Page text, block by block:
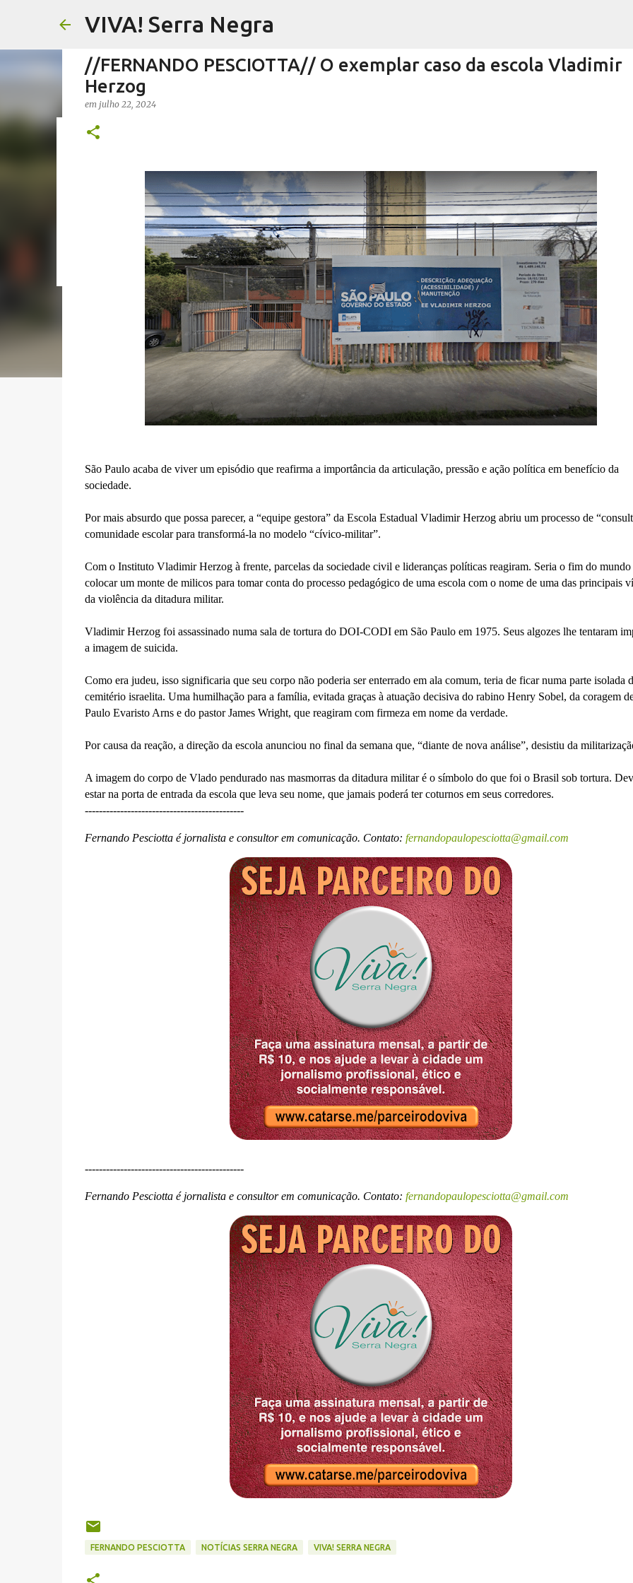
VIVA! Serra Negra
agosto 06, 2026 FERNANDO PESCIOTTA NOTÍCIAS SERRA NEGRA VIVA! SERRA NEGRA
//FERNANDO PESCIOTTA// O exemplar caso da escola Vladimir
Herzog
em julho 22, 2024
São Paulo acaba de viver um episódio que reafirma a importância da articulação, pressão e ação política em benefício da
sociedade.
Por mais absurdo que possa parecer, a “equipe gestora” da Escola Estadual Vladimir Herzog abriu um processo de
comunidade escolar para transformá-la no modelo “cívico-militar”.
Com o Instituto Vladimir Herzog à frente, parcelas da sociedade civil e lideranças políticas reagiram. Seria o fim do mundo
colocar um monte de milicos para tomar conta do processo pedagógico de uma escola com o nome de uma das principais
da violência da ditadura militar.
Vladimir Herzog foi assassinado numa sala de tortura do DOI-CODI em São Paulo em 1975. Seus algozes lhe tentaram
a imagem de suicida.
Como era judeu, isso significaria que seu corpo não poderia ser enterrado em ala comum, teria de ficar numa parte isolada
cemitério israelita. Uma humilhação para a família, evitada graças à atuação decisiva do rabino Henry Sobel, da coragem
Paulo Evaristo Arns e do pastor James Wright, que reagiram com firmeza em nome da verdade.
Por causa da reação, a direção da escola anunciou no final da semana que, “diante de nova análise”, desistiu da
A imagem do corpo de Vlado pendurado nas masmorras da ditadura militar é o símbolo do que foi o Brasil sob tortura.
estar na porta de entrada da escola que leva seu nome, que jamais poderá ter coturnos em seus corredores.
---------------------------------------------
Fernando Pesciotta é jornalista e consultor em comunicação. Contato: fernandopaulopesciotta@gmail.com
---------------------------------------------
Fernando Pesciotta é jornalista e consultor em comunicação. Contato: fernandopaulopesciotta@gmail.com
FERNANDO PESCIOTTA NOTÍCIAS SERRA NEGRA VIVA! SERRA NEGRA